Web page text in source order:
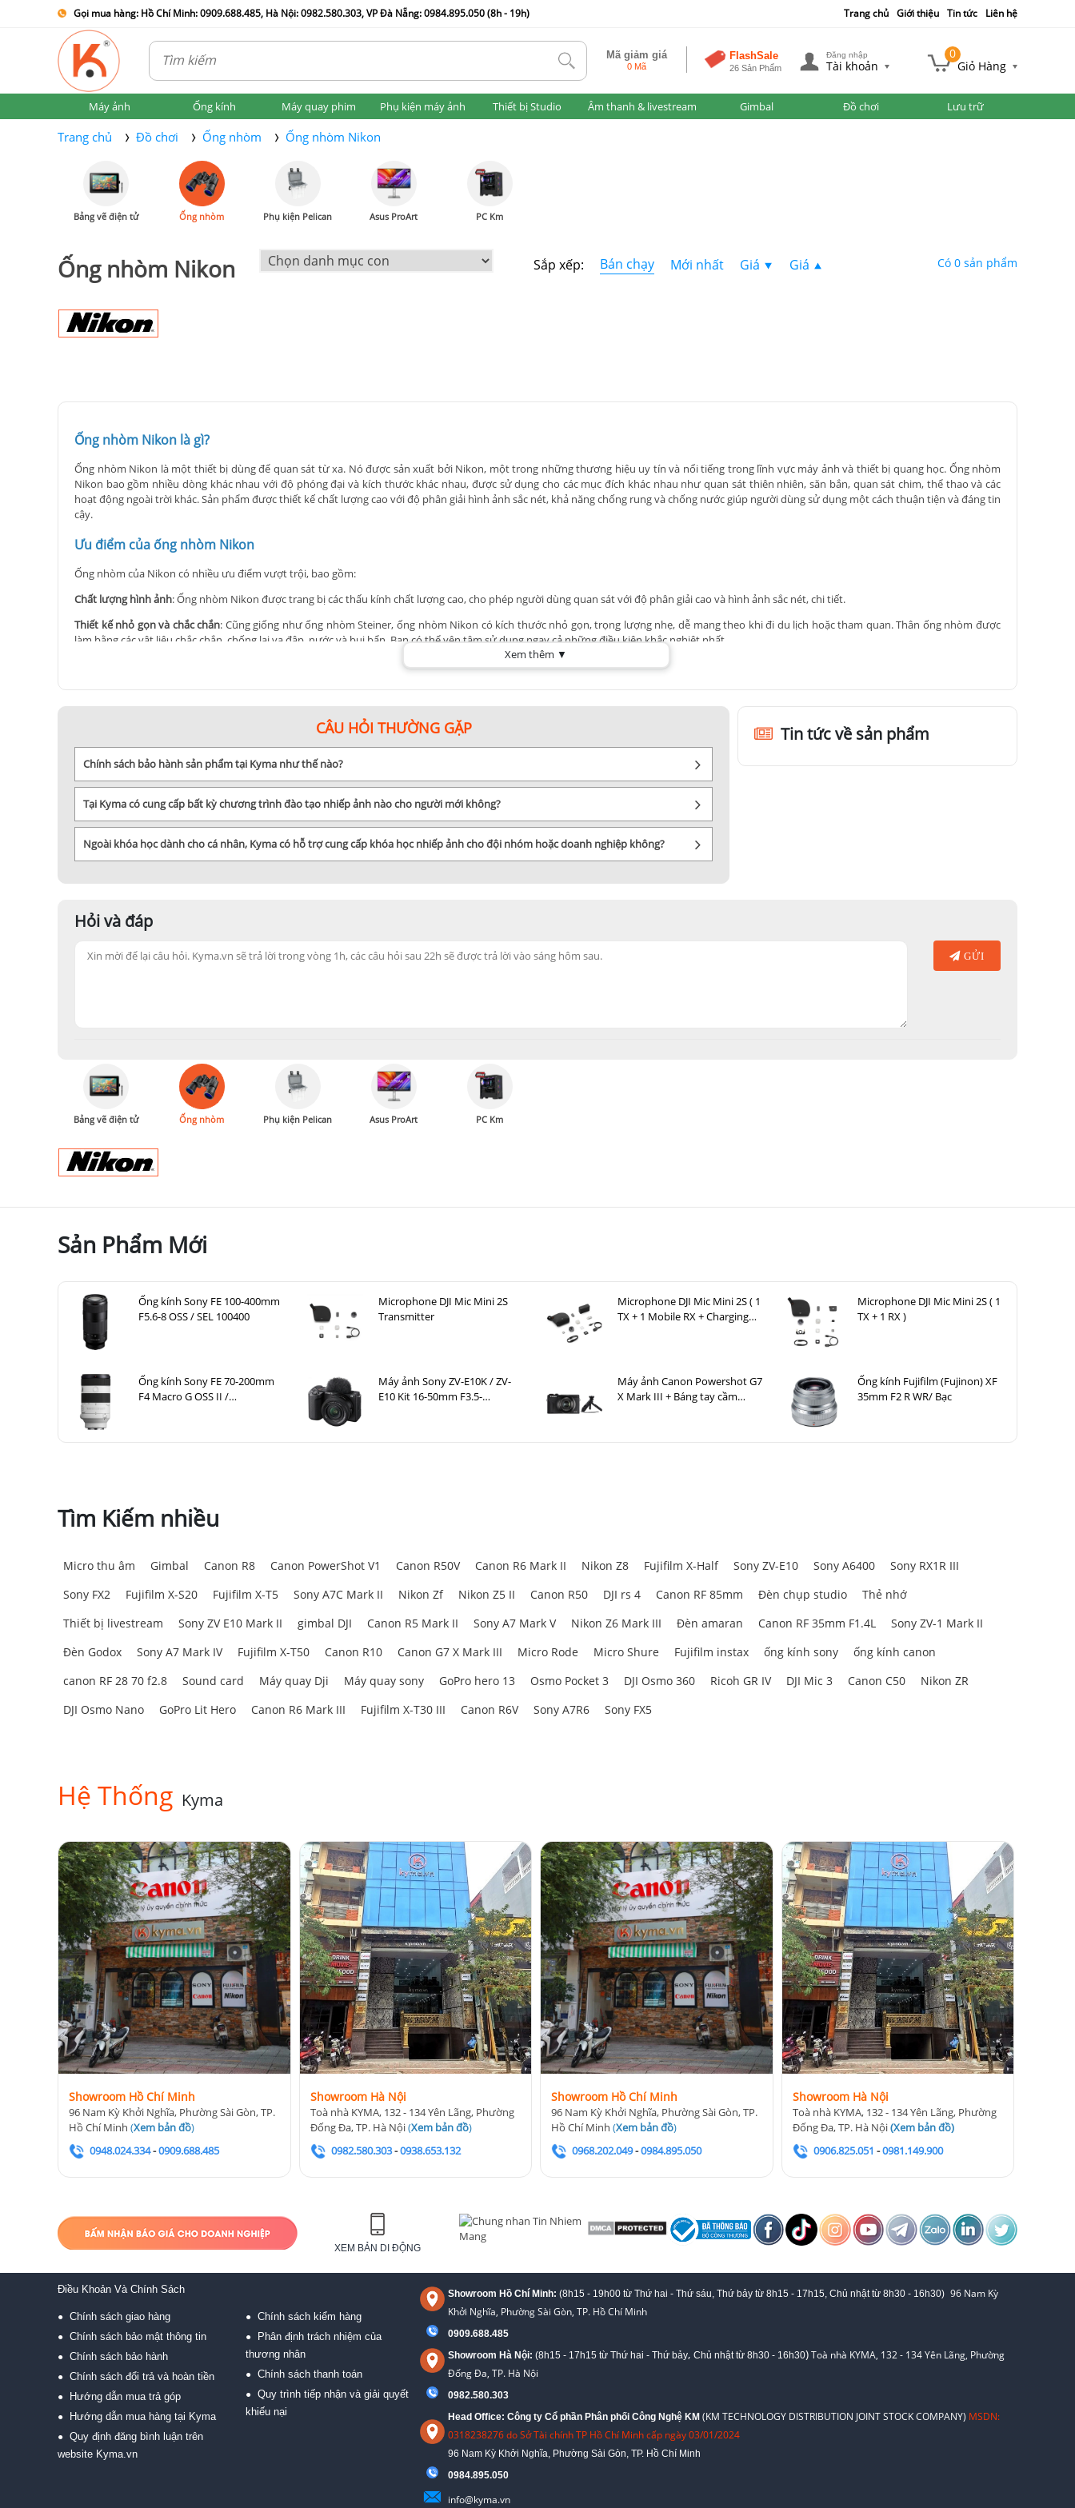
Gọi mua hàng: Hồ Chí Minh: 0909.688.485, Hà Nội: 0982.580.303, VP Đà Nẵng: 0984.895.050 (8h - 19h) Trang chủ Giới thiệu Tin tức Liên hệ
tlk Mã giảm giá
0 Mã
FlashSale
26 Sản Phẩm
Đăng nhập
Tài khoản
0
Giỏ Hàng
Máy ảnh Ống kính Máy quay phim Phụ kiện máy ảnh Thiết bị Studio Âm thanh & livestream Gimbal Đồ chơi Lưu trữ
Trang chủ Đồ chơi Ống nhòm Ống nhòm Nikon
Bảng vẽ điện tử Ống nhòm Phụ kiện Pelican Asus ProArt PC Km
Ống nhòm Nikon Sắp xếp: Bán chạy Mới nhất Giá Giá Có 0 sản phẩm
Ống nhòm Nikon là gì?
Ống nhòm Nikon là một thiết bị dùng để quan sát từ xa. Nó được sản xuất bởi Nikon, một trong những thương hiệu uy tín và nổi tiếng trong lĩnh vực máy ảnh và thiết bị quang học. Ống nhòm
Nikon bao gồm nhiều dòng khác nhau với độ phóng đại và kích thước khác nhau, được sử dụng cho các mục đích khác nhau như quan sát thiên nhiên, săn bắn, quan sát chim, thể thao và các
hoạt động ngoài trời khác. Sản phẩm được thiết kế chất lượng cao với độ phân giải hình ảnh sắc nét, khả năng chống rung và chống nước giúp người dùng sử dụng một cách thuận tiện và đáng tin
cậy.
Ưu điểm của ống nhòm Nikon
Ống nhòm của Nikon có nhiều ưu điểm vượt trội, bao gồm:
Chất lượng hình ảnh: Ống nhòm Nikon được trang bị các thấu kính chất lượng cao, cho phép người dùng quan sát với độ phân giải cao và hình ảnh sắc nét, chi tiết.
Thiết kế nhỏ gọn và chắc chắn: Cũng giống như ống nhòm Steiner, ống nhòm Nikon có kích thước nhỏ gọn, trọng lượng nhẹ, dễ mang theo khi đi du lịch hoặc tham quan. Thân ống nhòm được
làm bằng các vật liệu chắc chắn, chống lại va đập, nước và bụi bẩn. Bạn có thể yên tâm sử dụng ngay cả những điều kiện khắc nghiệt nhất.
: Ống nhòm Nikon có thiết kế đơn giản và dễ sử dụng, người dùng không cần phải có kiến thức chuyên môn để sử dụng sản phẩm này.
Độ bền cao: Với các vật liệu chất lượng cao và quy trình sản xuất chuyên nghiệp, ống nhòm Nikon có độ bền cao và tuổi thọ lâu dài.
: Nikon cung cấp nhiều dòng sản phẩm khác nhau với các tính năng và giá cả khác nhau, giúp người dùng lựa chọn sản phẩm phù hợp với nhu cầu sử dụng của mình.
Những lưu ý khi chọn mua ống nhòm Nikon
: Trước khi mua ống nhòm Nikon, bạn nên xác định mục đích sử dụng để có thể lựa chọn loại ống nhòm phù hợp. Ví dụ như sử dụng để quan sát chim, sử dụng trong du lịch, sử
dụng để thể thao...
mình.
sát được chi tiết rõ nét.
Nhìn chung, ống nhòm Nikon là một sản phẩm chất lượng cao, được thiết kế để cung cấp cho người dùng trải nghiệm quan sát tuyệt vời. Nếu bạn đang cân nhắc không biết nên chọn loại ống
Xem thêm ▼
CÂU HỎI THƯỜNG GẶP
Chính sách bảo hành sản phẩm tại Kyma như thế nào?
Tại Kyma có cung cấp bất kỳ chương trình đào tạo nhiếp ảnh nào cho người mới không?
Ngoài khóa học dành cho cá nhân, Kyma có hỗ trợ cung cấp khóa học nhiếp ảnh cho đội nhóm hoặc doanh nghiệp không?
Tin tức về sản phẩm
Hỏi và đáp
GỬI
Bảng vẽ điện tử Ống nhòm Phụ kiện Pelican Asus ProArt PC Km
Sản Phẩm Mới
Ống kính Sony FE 100-400mm
F5.6-8 OSS / SEL 100400
Microphone DJI Mic Mini 2S
Transmitter
Microphone DJI Mic Mini 2S ( 1
TX + 1 Mobile RX + Charging
Microphone DJI Mic Mini 2S ( 1
TX + 1 RX )
Ống kính Sony FE 70-200mm
F4 Macro G OSS II /
Máy ảnh Sony ZV-E10K / ZV-
E10 Kit 16-50mm F3.5-
Máy ảnh Canon Powershot G7
X Mark III + Báng tay cầm
Ống kính Fujifilm (Fujinon) XF
35mm F2 R WR/ Bạc
Tìm Kiếm nhiều
Micro thu âm Gimbal Canon R8 Canon PowerShot V1 Canon R50V Canon R6 Mark II Nikon Z8 Fujifilm X-Half Sony ZV-E10 Sony A6400
Sony RX1R III
Sony FX2
Fujifilm X-S20 Fujifilm X-T5 Sony A7C Mark II Nikon Zf Nikon Z5 II Canon R50 DJI rs 4 Canon RF 85mm Đèn chụp studio
Thẻ nhớ
Thiết bị livestream
Sony ZV E10 Mark II gimbal DJI Canon R5 Mark II Sony A7 Mark V Nikon Z6 Mark III Đèn amaran Canon RF 35mm F1.4L
Sony ZV-1 Mark II
Đèn Godox
Sony A7 Mark IV Fujifilm X-T50 Canon R10 Canon G7 X Mark III Micro Rode Micro Shure Fujifilm instax ống kính sony
ống kính canon
canon RF 28 70 f2.8
Sound card Máy quay Dji Máy quay sony GoPro hero 13 Osmo Pocket 3 DJI Osmo 360 Ricoh GR IV DJI Mic 3 Canon C50
Nikon ZR
DJI Osmo Nano
GoPro Lit Hero Canon R6 Mark III Fujifilm X-T30 III Canon R6V Sony A7R6 Sony FX5
Hệ Thống Kyma
Showroom Hồ Chí Minh
96 Nam Kỳ Khởi Nghĩa, Phường Sài Gòn, TP.
Hồ Chí Minh (Xem bản đồ)
0948.024.334-0909.688.485
Showroom Hà Nội
Toà nhà KYMA, 132 - 134 Yên Lãng, Phường
Đống Đa, TP. Hà Nội(Xem bản đồ)
0982.580.303-0938.653.132
Showroom Hồ Chí Minh
96 Nam Kỳ Khởi Nghĩa, Phường Sài Gòn, TP.
Hồ Chí Minh(Xem bản đồ)
0968.202.049-0984.895.050
Showroom Hà Nội
Toà nhà KYMA, 132 - 134 Yên Lãng, Phường
Đống Đa, TP. Hà Nội(Xem bản đồ)
0906.825.051 -0981.149.900
XEM BẢN DI ĐỘNG
Điều Khoản Và Chính Sách
● Chính sách giao hàng
● Chính sách bảo mật thông tin
● Chính sách bảo hành
● Chính sách đổi trả và hoàn tiền
● Hướng dẫn mua trả góp
● Hướng dẫn mua hàng tại Kyma
● Quy định đăng bình luận trên
website Kyma.vn
● Chính sách kiểm hàng
●
Phân định trách nhiệm của
thương nhân
● Chính sách thanh toán
● Quy trình tiếp nhận và giải quyết
khiếu nại
Showroom Hồ Chí Minh: (8h15 - 19h00 từ Thứ hai - Thứ sáu, Thứ bảy từ 8h15 - 17h15, Chủ nhật từ 8h30 - 16h30) 96 Nam Kỳ
Khởi Nghĩa, Phường Sài Gòn, TP. Hồ Chí Minh
0909.688.485
Showroom Hà Nội: (8h15 - 17h15 từ Thứ hai - Thứ bảy, Chủ nhật từ 8h30 - 16h30)Toà nhà KYMA, 132 - 134 Yên Lãng, Phường
Đống Đa, TP. Hà Nội
0982.580.303
Head Office: Công ty Cổ phần Phân phối Công Nghệ KM (KM TECHNOLOGY DISTRIBUTION JOINT STOCK COMPANY) MSDN:
0318238276 do Sở Tài chính TP Hồ Chí Minh cấp ngày 03/01/2024
96 Nam Kỳ Khởi Nghĩa, Phường Sài Gòn, TP. Hồ Chí Minh
0984.895.050
info@kyma.vn